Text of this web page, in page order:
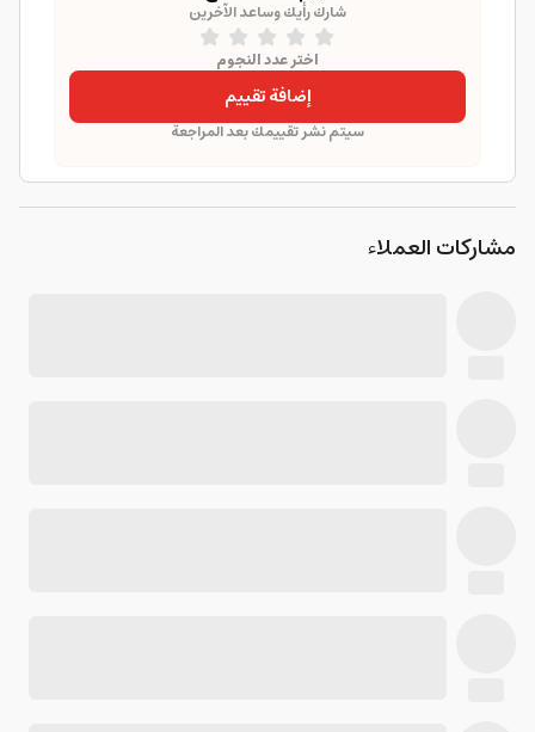
شارك رأيك وساعد الآخرين
اختر عدد النجوم
إضافة تقييم
سيتم نشر تقييمك بعد المراجعة
مشاركات العملاء